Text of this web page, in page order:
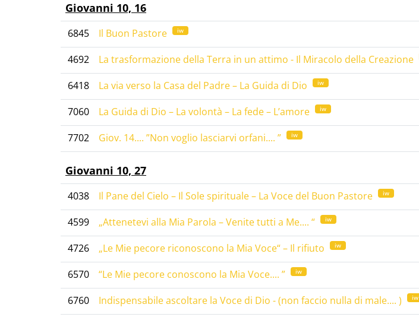
Giovanni 10, 16
6845 Il Buon Pastore iw
4692
La trasformazione della Terra in un attimo - Il Miracolo della Creazione
6418
La via verso la Casa del Padre – La Guida di Dio iw
7060
La Guida di Dio – La volontà – La fede – L’amore iw
7702
Giov. 14.... ”Non voglio lasciarvi orfani.... ” iw
Giovanni 10, 27
4038 Il Pane del Cielo – Il Sole spirituale – La Voce del Buon Pastore iw
4599
„Attenetevi alla Mia Parola – Venite tutti a Me.... “ iw
4726
„Le Mie pecore riconoscono la Mia Voce“ – Il rifiuto iw
6570
“Le Mie pecore conoscono la Mia Voce.... ” iw
6760
Indispensabile ascoltare la Voce di Dio - (non faccio nulla di male.... ) iw